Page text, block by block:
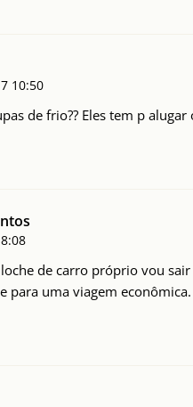
10:50
de frio?? Eles tem p
8:08
de carro próprio vou
para uma viagem econômica.